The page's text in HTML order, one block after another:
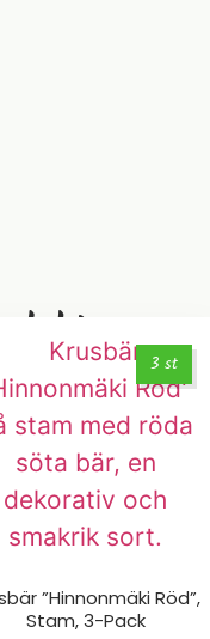
3 st
”Hinnonmäki Röd”,
Stam, 3-Pack